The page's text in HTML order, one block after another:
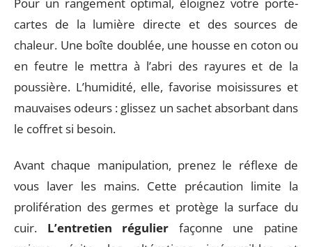
cartes de la lumière directe et des sources de
chaleur. Une boîte doublée, une housse en coton ou
en feutre le mettra à l’abri des rayures et de la
poussière. L’humidité, elle, favorise moisissures et
mauvaises odeurs : glissez un sachet absorbant dans
le coffret si besoin.
Avant chaque manipulation, prenez le réflexe de
vous laver les mains. Cette précaution limite la
prolifération des germes et protège la surface du
cuir. L’entretien régulier façonne une patine